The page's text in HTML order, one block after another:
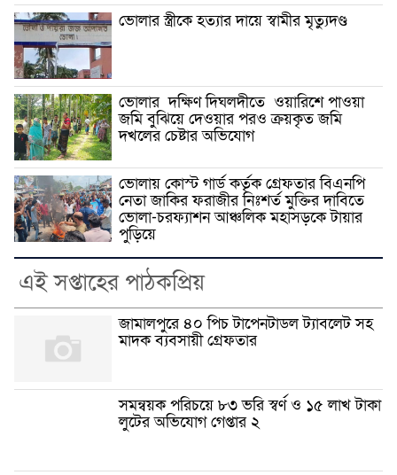
ভোলার স্ত্রীকে হত্যার দায়ে স্বামীর মৃত্যুদণ্ড
ভোলার দক্ষিণ দিঘলদীতে ওয়ারিশে পাওয়া
জমি বুঝিয়ে দেওয়ার পরও ক্রয়কৃত জমি
দখলের চেষ্টার অভিযোগ
ভোলায় কোস্ট গার্ড কর্তৃক গ্রেফতার বিএনপি
নেতা জাকির ফরাজীর নিঃশর্ত মুক্তির দাবিতে
ভোলা-চরফ্যাশন আঞ্চলিক মহাসড়কে টায়ার
পুড়িয়ে
এই সপ্তাহের পাঠকপ্রিয়
জামালপুরে ৪০ পিচ টাপেনটাডল ট্যাবলেট সহ
মাদক ব্যবসায়ী গ্রেফতার
সমন্বয়ক পরিচয়ে ৮৩ ভরি স্বর্ণ ও ১৫ লাখ টাকা
লুটের অভিযোগ গেপ্তার ২